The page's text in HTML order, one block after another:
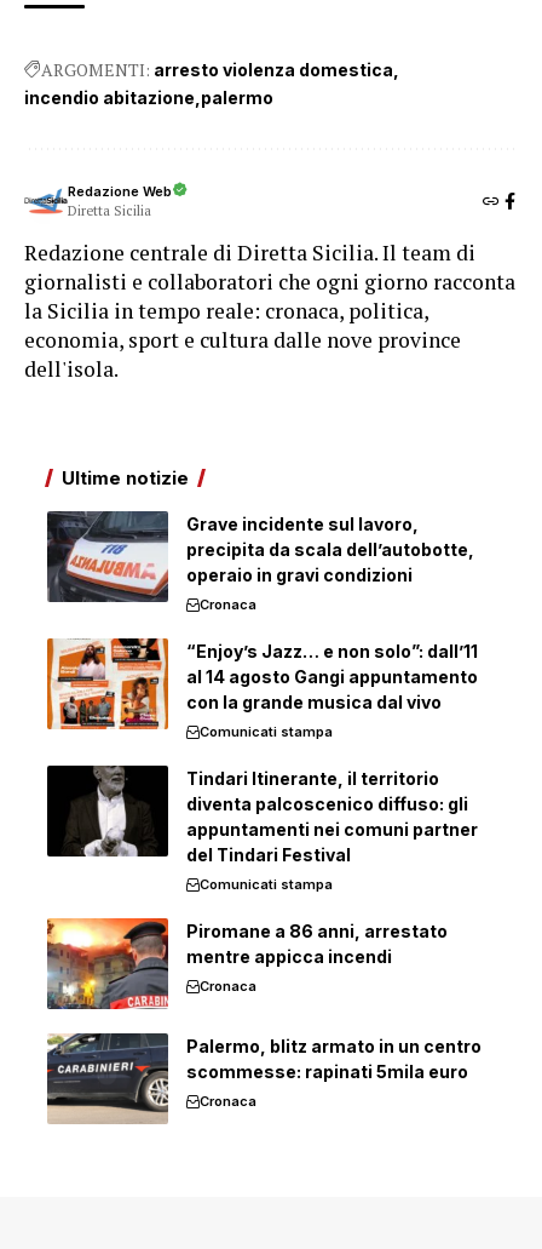
ARGOMENTI: arresto violenza domestica
incendio abitazione palermo
Redazione Web
Diretta Sicilia
Redazione centrale di Diretta Sicilia. Il team di
giornalisti e collaboratori che ogni giorno racconta
la Sicilia in tempo reale: cronaca, politica,
economia, sport e cultura dalle nove province
dell'isola.
Ultime notizie
Grave incidente sul lavoro,
precipita da scala dell’autobotte,
operaio in gravi condizioni
Cronaca
“Enjoy’s Jazz… e non solo”: dall’11
al 14 agosto Gangi appuntamento
con la grande musica dal vivo
Comunicati stampa
Tindari Itinerante, il territorio
diventa palcoscenico diffuso: gli
appuntamenti nei comuni partner
del Tindari Festival
Comunicati stampa
Piromane a 86 anni, arrestato
mentre appicca incendi
Cronaca
Palermo, blitz armato in un centro
scommesse: rapinati 5mila euro
Cronaca